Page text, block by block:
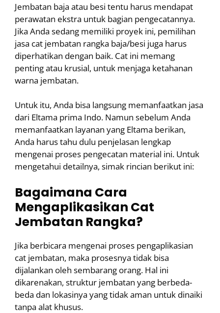
Jembatan baja atau besi tentu harus mendapat
perawatan ekstra untuk bagian pengecatannya.
Jika Anda sedang memiliki proyek ini, pemilihan
jasa cat jembatan rangka baja/besi juga harus
diperhatikan dengan baik. Cat ini memang
penting atau krusial, untuk menjaga ketahanan
warna jembatan.
Untuk itu, Anda bisa langsung memanfaatkan jasa
dari Eltama prima Indo. Namun sebelum Anda
memanfaatkan layanan yang Eltama berikan,
Anda harus tahu dulu penjelasan lengkap
mengenai proses pengecatan material ini. Untuk
mengetahui detailnya, simak rincian berikut ini:
Bagaimana Cara
Mengaplikasikan Cat
Jembatan Rangka?
Jika berbicara mengenai proses pengaplikasian
cat jembatan, maka prosesnya tidak bisa
dijalankan oleh sembarang orang. Hal ini
dikarenakan, struktur jembatan yang berbeda-
beda dan lokasinya yang tidak aman untuk dinaiki
tanpa alat khusus.